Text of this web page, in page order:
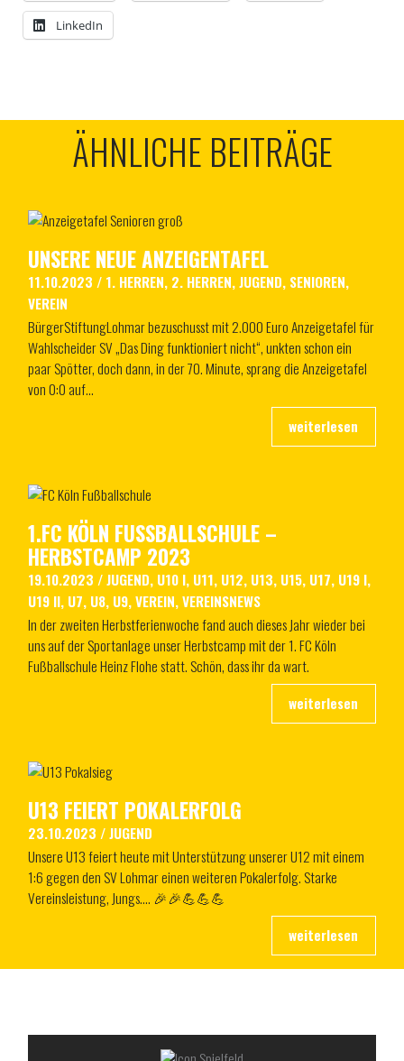
LinkedIn
ÄHNLICHE BEITRÄGE
UNSERE NEUE ANZEIGENTAFEL
11.10.2023 / 1. HERREN, 2. HERREN,JUGEND, SENIOREN,
VEREIN
BürgerStiftungLohmar bezuschusst mit 2.000 Euro Anzeigetafel für
Wahlscheider SV „Das Ding funktioniert nicht“, unkten schon ein
paar Spötter, doch dann, in der 70. Minute, sprang die Anzeigetafel
von 0:0 auf…
1.FC KÖLN FUSSBALLSCHULE – H
ERBSTCAMP 2023
19.10.2023 /JUGEND, U10 I, U11, U12, U13, U15, U17, U19 I,
U19 II, U7, U8, U9,VEREIN,VEREINSNEWS
In der zweiten Herbstferienwoche fand auch dieses Jahr wieder bei
uns auf der Sportanlage unser Herbstcamp mit der 1. FC Köln
Fußballschule Heinz Flohe statt. Schön, dass ihr da wart.
U13 FEIERT POKALERFOLG
23.10.2023 /JUGEND
Unsere U13 feiert heute mit Unterstützung unserer U12 mit einem
1:6 gegen den SV Lohmar einen weiteren Pokalerfolg. Starke
Vereinsleistung, Jungs…. 🎉🎉💪💪💪